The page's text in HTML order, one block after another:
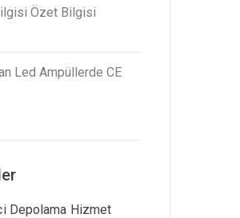
Özet Bilgisi
Led Ampüllerde CE
Depolama Hizmet